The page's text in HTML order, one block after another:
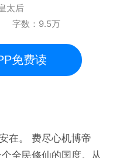
太后
字数： 9.5万
免费读
在。 费尽心机博帝
全民修仙的国度。从